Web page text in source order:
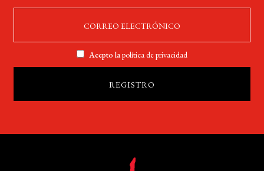
Acepto lapolítica de privacidad